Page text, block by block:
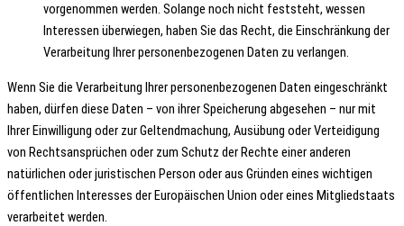
vorgenommen werden. Solange noch nicht feststeht, wessen
Interessen überwiegen, haben Sie das Recht, die Einschränkung der
Verarbeitung Ihrer personenbezogenen Daten zu verlangen.
Wenn Sie die Verarbeitung Ihrer personenbezogenen Daten eingeschränkt
haben, dürfen diese Daten – von ihrer Speicherung abgesehen – nur mit
Ihrer Einwilligung oder zur Geltendmachung, Ausübung oder Verteidigung
von Rechtsansprüchen oder zum Schutz der Rechte einer anderen
natürlichen oder juristischen Person oder aus Gründen eines wichtigen
öffentlichen Interesses der Europäischen Union oder eines Mitgliedstaats
verarbeitet werden.